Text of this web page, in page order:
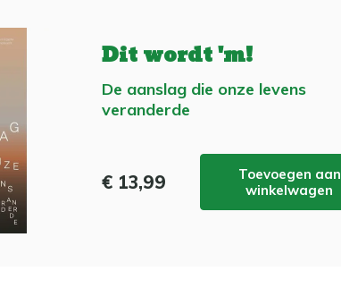
Dit wordt 'm!
De aanslag die onze levens
veranderde
€ 13,99
Toevoegen aan
winkelwagen